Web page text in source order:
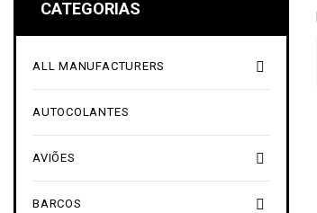
CATEGORIAS

ALL MANUFACTURERS
AUTOCOLANTES

AVIÕES

BARCOS